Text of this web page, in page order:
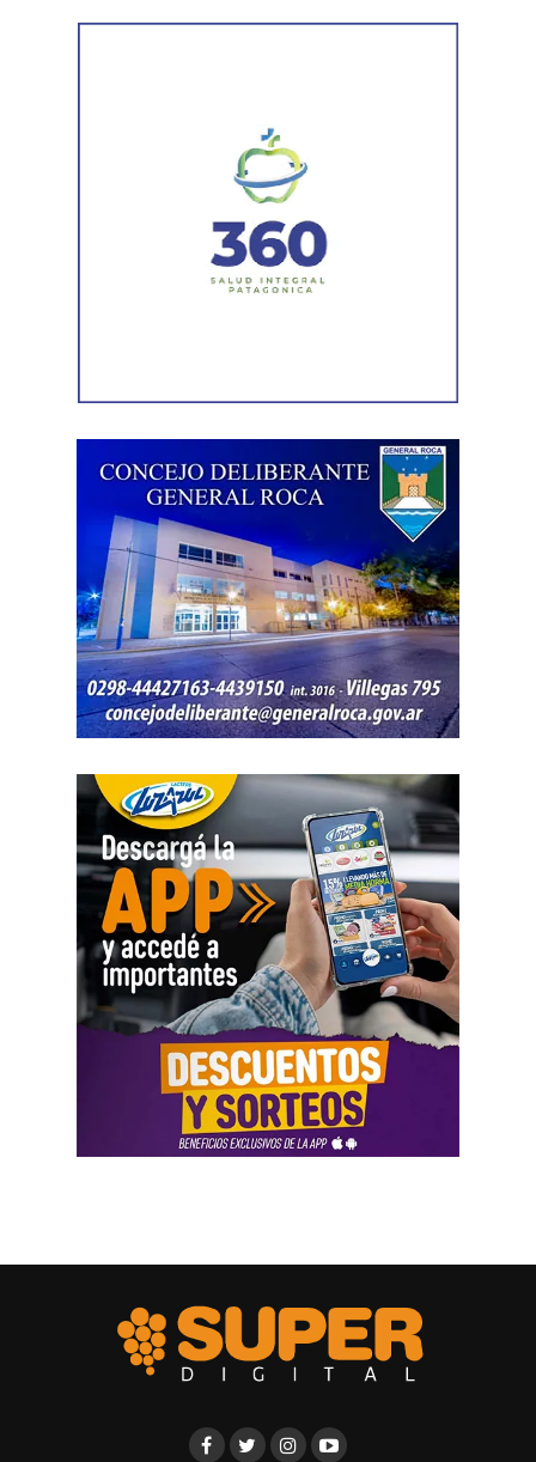
perdido y brindarse mutuamente una oportunidad antes
la magistrada explicó que el
desistimiento es una forma de poner fin
anticipadamente a un proceso judicial cuando una de
las partes decide no continuar con la acción.
Agregó que el Código Procesal Civil y Comercial autoriza
esa posibilidad siempre que, si la demanda ya fue
concretado, la jueza entendió que estaban cumplidos
todos los requisitos legales para admitir el desistimiento y
declarar extinguido el proceso.
«En virtud de ello entiendo que se encuentran
configurados los recaudos previstos en el artículo 278,
para que opere el desistimiento del proceso por voluntad
de la parte», explicó. Además, se estableció que las
actuaciones permanezcan archivadas en formato digital,
conforme a la normativa vigente del Poder Judicial de Río
Negro.